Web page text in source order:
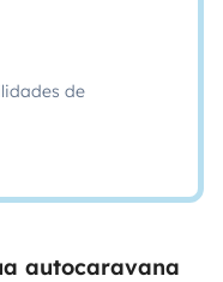
de
autocaravana